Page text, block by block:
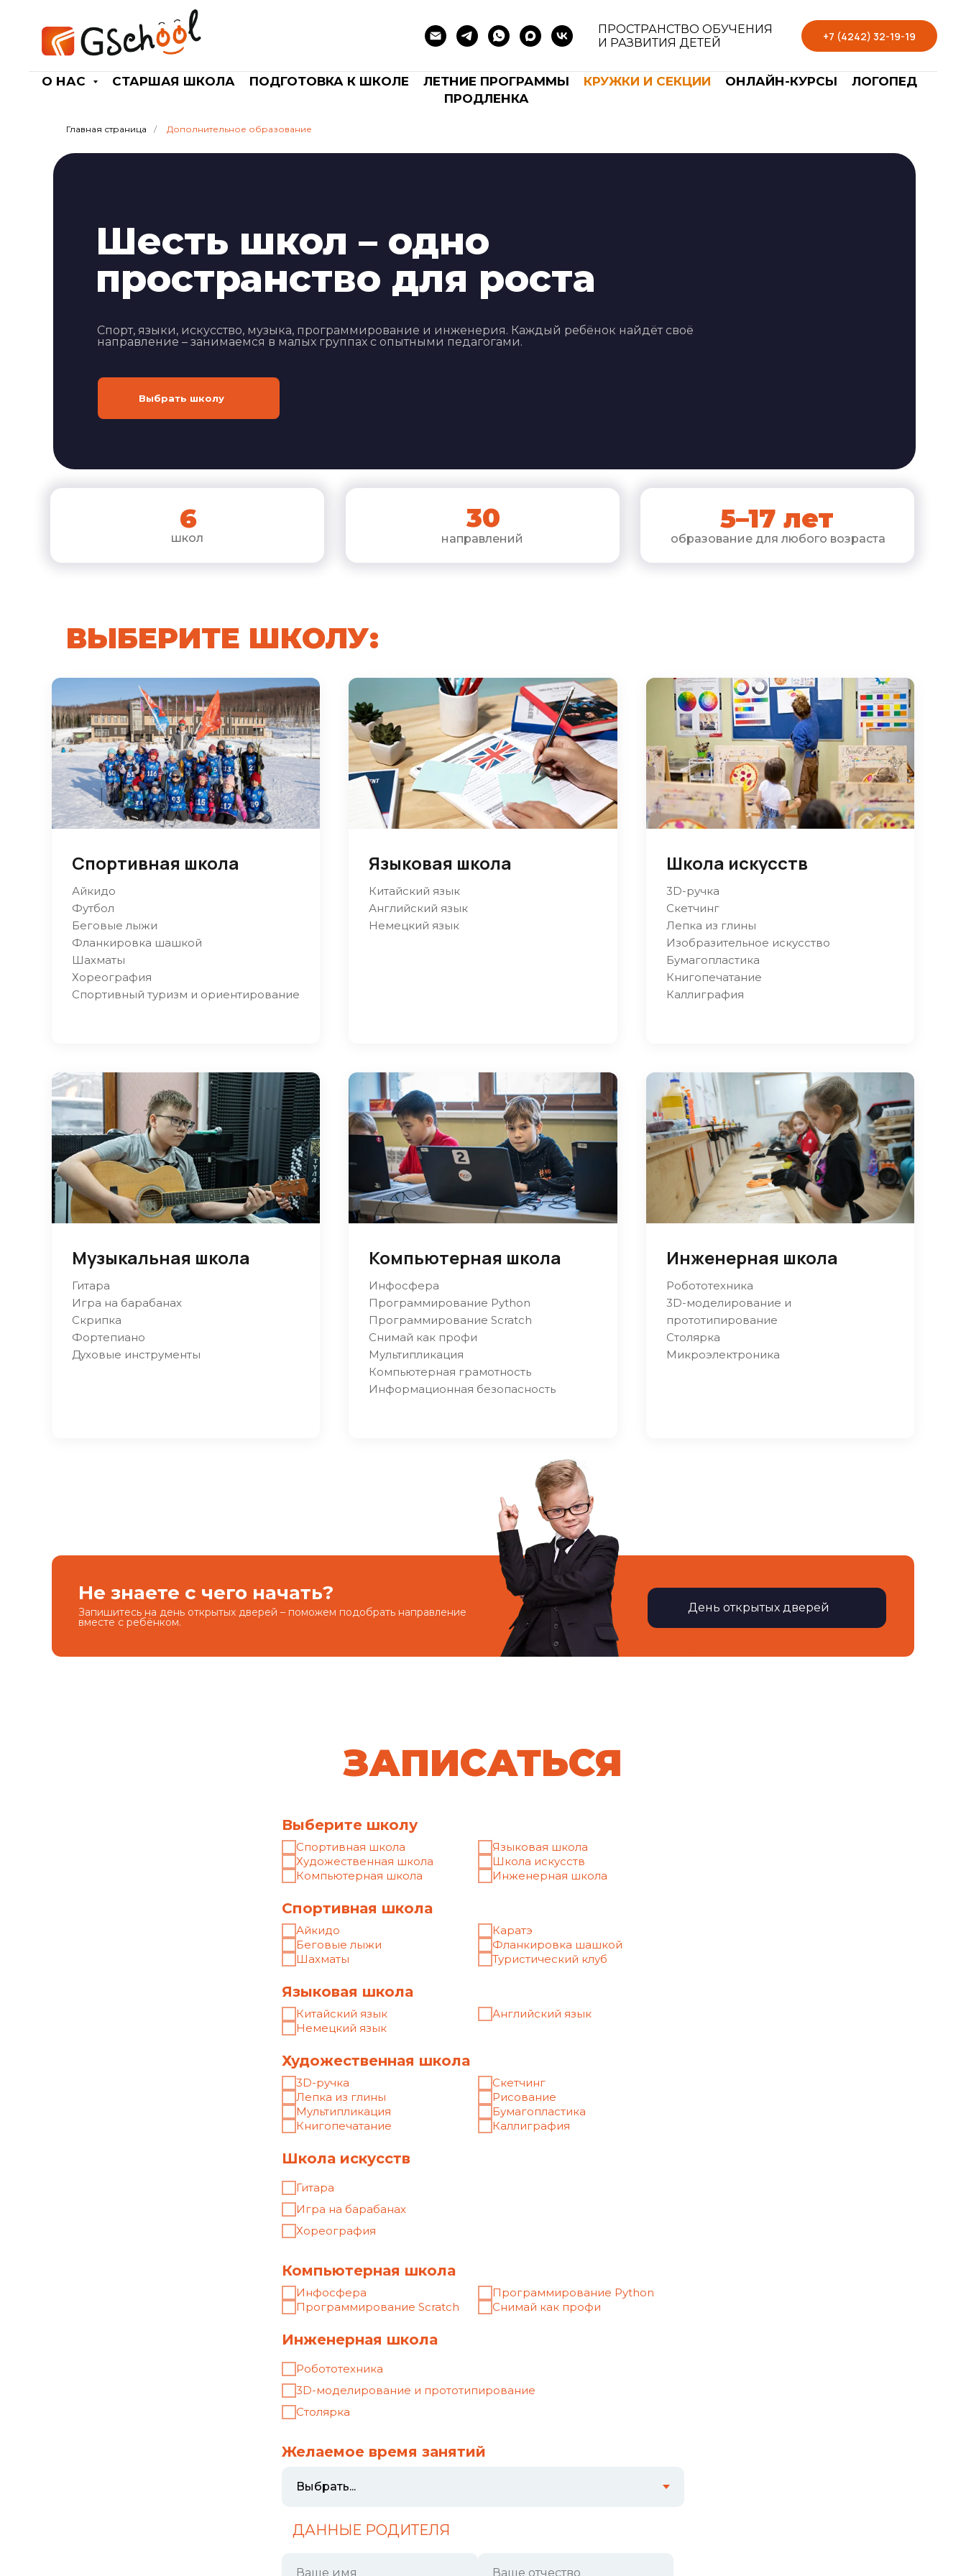
ПРОСТРАНСТВО ОБУЧЕНИЯ
И РАЗВИТИЯ ДЕТЕЙ
+7 (4242) 32-19-19
О НАС СТАРШАЯ ШКОЛА ПОДГОТОВКА К ШКОЛЕ ЛЕТНИЕ ПРОГРАММЫ КРУЖКИ И СЕКЦИИ ОНЛАЙН-КУРСЫ
ЛОГОПЕД
ПРОДЛЕНКА
Главная страница / Дополнительное образование
образование для любого возраста
5–17 лет
направлений
30
школ
6
Спорт, языки, искусство, музыка, программирование и инженерия. Каждый ребёнок найдёт своё
направление – занимаемся в малых группах с опытными педагогами.
Шесть школ – одно
пространство для роста
Выбрать школу
ВЫБЕРИТЕ ШКОЛУ:
Спортивная школа
Айкидо
Футбол
Беговые лыжи
Фланкировка шашкой
Шахматы
Хореография
Спортивный туризм и ориентирование
Языковая школа
Китайский язык
Английский язык
Немецкий язык
Школа искусств
3D-ручка
Скетчинг
Лепка из глины
Изобразительное искусство
Бумагопластика
Книгопечатание
Каллиграфия
Музыкальная школа
Гитара
Игра на барабанах
Скрипка
Фортепиано
Духовые инструменты
Компьютерная школа
Инфосфера
Программирование Python
Программирование Scratch
Снимай как профи
Мультипликация
Компьютерная грамотность
Информационная безопасность
Инженерная школа
Робототехника
3D-моделирование и
прототипирование
Столярка
Микроэлектроника
Запишитесь на день открытых дверей – поможем подобрать направление
вместе с ребёнком.
Не знаете с чего начать?
День открытых дверей
ЗАПИСАТЬСЯ
Выберите школу
Спортивная школа
Языковая школа
Художественная школа
Школа искусств
Желаемое время занятий
Ваше имя Ваше отчество
Ваш телефон
⠀ДАННЫЕ РЕБЕНКА
Имя ребёнка